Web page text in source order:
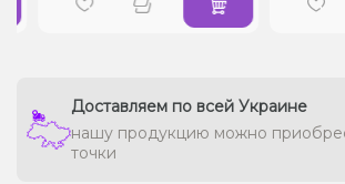
Доставляем по всей Украине
нашу продукцию можно
точки